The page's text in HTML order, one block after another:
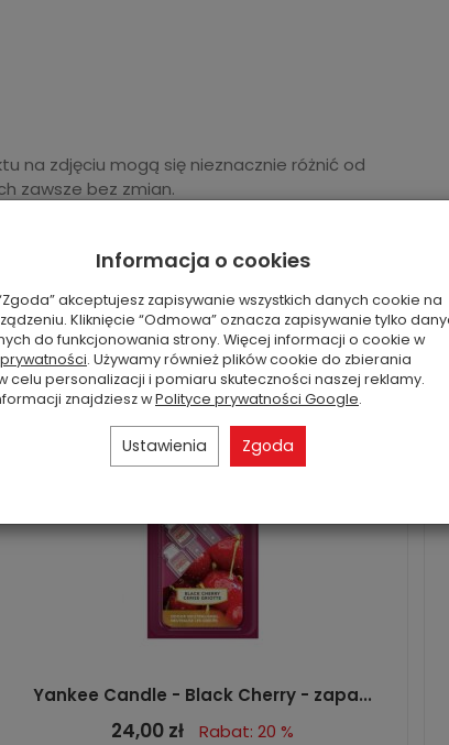
na zdjęciu mogą się nieznacznie różnić od
zawsze bez zmian.
Yankee Candle - Black Cherry - zapa...
24,00 zł Rabat: 20 %
Informacja o cookies
akceptujesz zapisywanie wszystkich danych cookie na
Kliknięcie “Odmowa” oznacza zapisywanie tylko
do funkcjonowania strony. Więcej informacji o cookie w
. Używamy również plików cookie do zbierania
celu personalizacji i pomiaru skuteczności naszej reklamy.
znajdziesz wPolityce prywatności Google.
Ustawienia Zgoda